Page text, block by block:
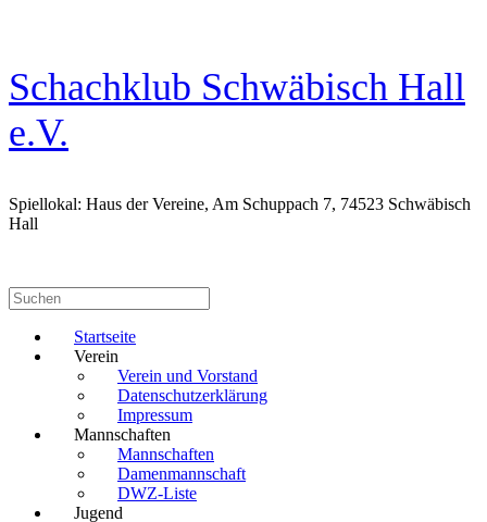
Schachklub Schwäbisch Hall
e.V.
Spiellokal: Haus der Vereine, Am Schuppach 7, 74523 Schwäbisch
Hall
Suchen
nach:
Startseite
Verein
Verein und Vorstand
Datenschutzerklärung
Impressum
Mannschaften
Mannschaften
Damenmannschaft
DWZ-Liste
Jugend